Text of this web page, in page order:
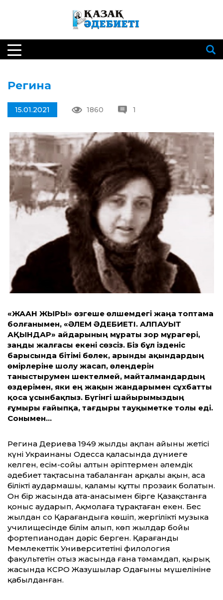
Регина
15.01.2021 1860 1
«ЖАҺАН ЖЫРЫ» өзгеше өлшемдегі жаңа топтама
болғанымен, «ӘЛЕМ ӘДЕБИЕТІ. АЛПАУЫТ
АҚЫНДАР» айдарының мұраты зор мұрагері,
заңды жалғасы екені сөзсіз. Біз бұл ізденіс
барысында бітімі бөлек, арынды ақындардың
өмірлеріне шолу жасап, өлеңдерін
таныстырумен шектелмей, майталман­дардың
өздерімен, яки ең жақын жандарымен сұхбатты
қоса ұсынбақпыз. Бүгінгі шайыры­мыз­дың
ғұмыры ғайыпқа, тағдыры тауқыметке толы еді.
Сонымен…
Регина Дериева 1949 жылдың ақпан айының жетісі
күні Украинаның Одесса қаласында дүниеге
келген, есім-сойы алтын әріптермен әлемдік
әдебиет тақтасына таңбаланған арқалы ақын, аса
білікті аудармашы, қаламы құтты прозаик болатын.
Он бір жасында ата-анасымен бірге Қазақстанға
қоныс аударып, Ақмолаға тұрақтаған екен. Бес
жылдан соң Қарағандыға көшіп, жергілікті музыка
училищесінде білім алып, көп жылдар бойы
фортепианодан дәріс берген. Қарағанды
Мемлекеттік Университетінің филология
факультетін отыз жасында ғана тәмамдап, қырық
жасында КСРО Жазушылар Одағының мүшелініне
қабылданған.